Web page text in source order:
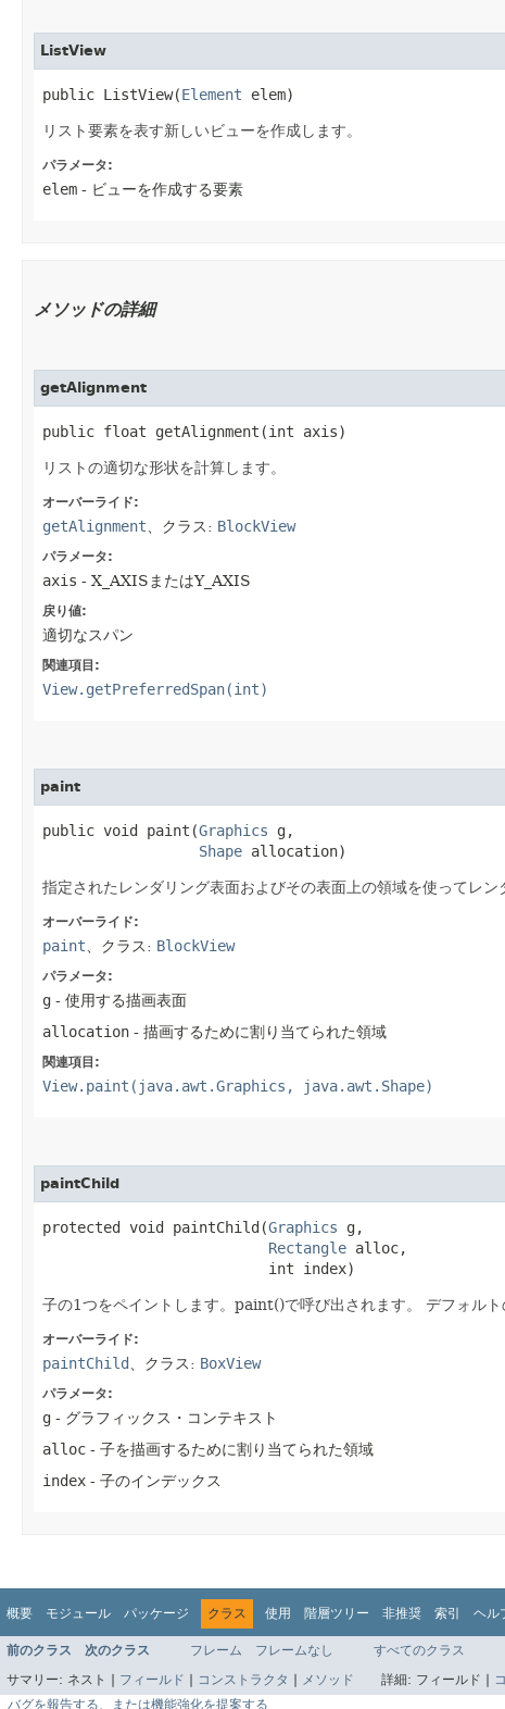
ListView
public ListView​(Element elem)
リスト要素を表す新しいビューを作成します。
パラメータ:
elem - ビューを作成する要素
メソッドの詳細
getAlignment
public float getAlignment​(int axis)
リストの適切な形状を計算します。
オーバーライド:
getAlignment 、クラス: BlockView
パラメータ:
axis - X_AXISまたはY_AXIS
戻り値:
適切なスパン
関連項目:
View.getPreferredSpan(int)
paint
public void paint​(Graphics g,
Shape allocation)
指定されたレンダリング表面およびその表面上の領域を使ってレン
オーバーライド:
paint 、クラス: BlockView
パラメータ:
g - 使用する描画表面
allocation - 描画するために割り当てられた領域
関連項目:
View.paint(java.awt.Graphics, java.awt.Shape)
paintChild
protected void paintChild​(Graphics g,
Rectangle alloc,
                          int index)
子の1つをペイントします。paint()で呼び出されます。 デフォル
オーバーライド:
paintChild 、クラス: BoxView
パラメータ:
g - グラフィックス・コンテキスト
alloc - 子を描画するために割り当てられた領域
index - 子のインデックス
概要 モジュール パッケージ クラス 使用 階層ツリー 非推奨 索引 ヘル
前のクラス 次のクラス フレーム フレームなし
すべてのクラス
サマリー: ネスト | フィールド | コンストラクタ | メソッド 詳細: フィールド |
バグを報告する、または機能強化を提案する